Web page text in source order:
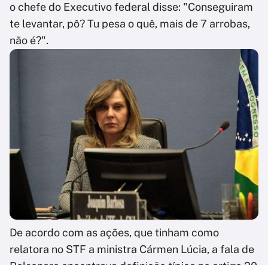
o chefe do Executivo federal disse: "Conseguiram
te levantar, pô? Tu pesa o quê, mais de 7 arrobas,
não é?".
De acordo com as ações, que tinham como
relatora no STF a ministra Cármen Lúcia, a fala de